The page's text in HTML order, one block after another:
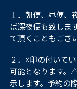
１．朝便、昼便、
ば深夜便も致しま
て頂くこともござ
２．☓印の付いて
可能となります。
示します。予約の